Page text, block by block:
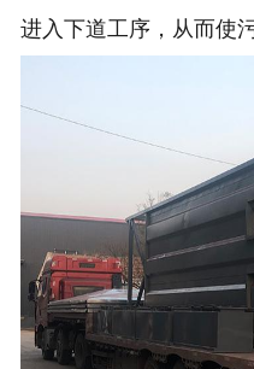
进入下道工序，从而使